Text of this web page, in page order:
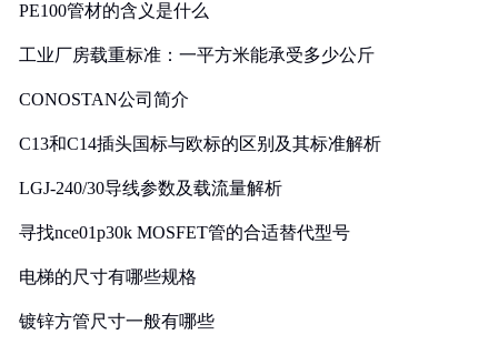
PE100管材的含义是什么
工业厂房载重标准：一平方米能承受多少公斤
CONOSTAN公司简介
C13和C14插头国标与欧标的区别及其标准解析
LGJ-240/30导线参数及载流量解析
寻找nce01p30k MOSFET管的合适替代型号
电梯的尺寸有哪些规格
镀锌方管尺寸一般有哪些